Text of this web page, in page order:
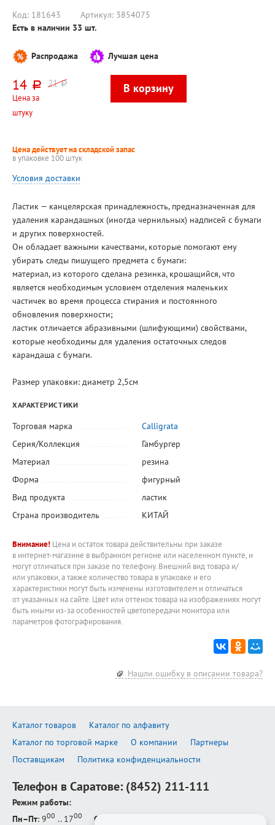
Код: 181643 Артикул: 3854075
Есть в наличии 33 шт.
Распродажа Лучшая цена
14 руб. 21 руб.
Цена за
штуку
Цена действует на складской запас
в упаковке 100 штук
Условия доставки
Ластик — канцелярская принадлежность, предназначенная для
удаления карандашных (иногда чернильных) надписей с бумаги
и других поверхностей.
Он обладает важными качествами, которые помогают ему
убирать следы пишущего предмета с бумаги:
материал, из которого сделана резинка, крошащийся, что
является необходимым условием отделения маленьких
частичек во время процесса стирания и постоянного
обновления поверхности;
ластик отличается абразивными (шлифующими) свойствами,
которые необходимы для удаления остаточных следов
карандаша с бумаги.
Размер упаковки: диаметр 2,5см
ХАРАКТЕРИСТИКИ
Торговая марка
Calligrata
Серия/Коллекция
Гамбургер
Материал
резина
Форма
фигурный
Вид продукта
ластик
Страна производитель
КИТАЙ
Внимание! Цена и остаток товара действительны при заказе
в интернет-магазине в выбранном регионе или населенном пункте, и
могут отличаться при заказе по телефону. Внешний вид товара и/
или упаковки, а также количество товара в упаковке и его
характеристики могут быть изменены изготовителем и отличаться
от указанных на сайте. Цвет или оттенок товара на изображениях могут
быть иными из-за особенностей цветопередачи монитора или
параметров фотографирования.
Нашли ошибку в описании товара?
Каталог товаров
Каталог по алфавиту
Каталог по торговой марке
О компании
Партнеры
Поставщикам
Политика конфиденциальности
Телефон в Саратове: (8452) 211-111
Режим работы:
Пн–Пт: 900 .. 1700 Сб–Вс